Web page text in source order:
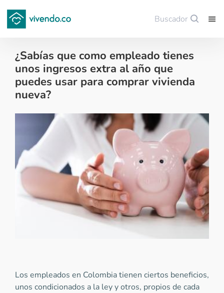
Buscador
¿Sabías que como empleado tienes
unos ingresos extra al año que
puedes usar para comprar vivienda
nueva?
Financiación de vivienda - 2023-06-15
Los empleados en Colombia tienen ciertos beneficios,
unos condicionados a la ley y otros, propios de cada
Guardar